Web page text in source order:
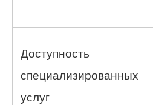
Доступность
специализированных
услуг